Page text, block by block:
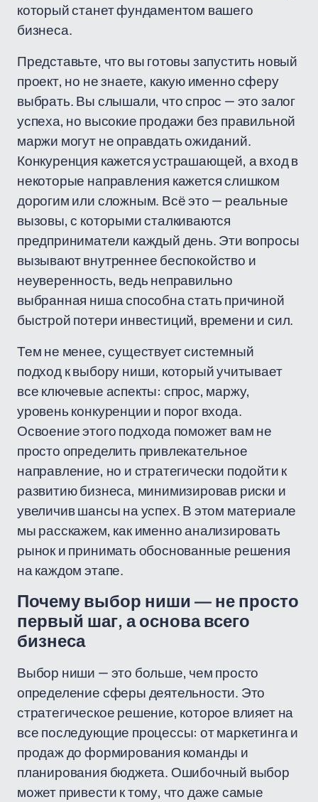
который станет фундаментом вашего
бизнеса.
Представьте, что вы готовы запустить новый
проект, но не знаете, какую именно сферу
выбрать. Вы слышали, что спрос — это залог
успеха, но высокие продажи без правильной
маржи могут не оправдать ожиданий.
Конкуренция кажется устрашающей, а вход в
некоторые направления кажется слишком
дорогим или сложным. Всё это — реальные
вызовы, с которыми сталкиваются
предприниматели каждый день. Эти вопросы
вызывают внутреннее беспокойство и
неуверенность, ведь неправильно
выбранная ниша способна стать причиной
быстрой потери инвестиций, времени и сил.
Тем не менее, существует системный
подход к выбору ниши, который учитывает
все ключевые аспекты: спрос, маржу,
уровень конкуренции и порог входа.
Освоение этого подхода поможет вам не
просто определить привлекательное
направление, но и стратегически подойти к
развитию бизнеса, минимизировав риски и
увеличив шансы на успех. В этом материале
мы расскажем, как именно анализировать
рынок и принимать обоснованные решения
на каждом этапе.
Почему выбор ниши — не просто
первый шаг, а основа всего
бизнеса
Выбор ниши — это больше, чем просто
определение сферы деятельности. Это
стратегическое решение, которое влияет на
все последующие процессы: от маркетинга и
продаж до формирования команды и
планирования бюджета. Ошибочный выбор
может привести к тому, что даже самые